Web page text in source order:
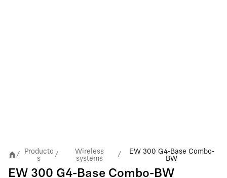
/
Producto
s
/
Wireless
systems
/
EW 300 G4-Base Combo-
BW
EW 300 G4-Base Combo-BW